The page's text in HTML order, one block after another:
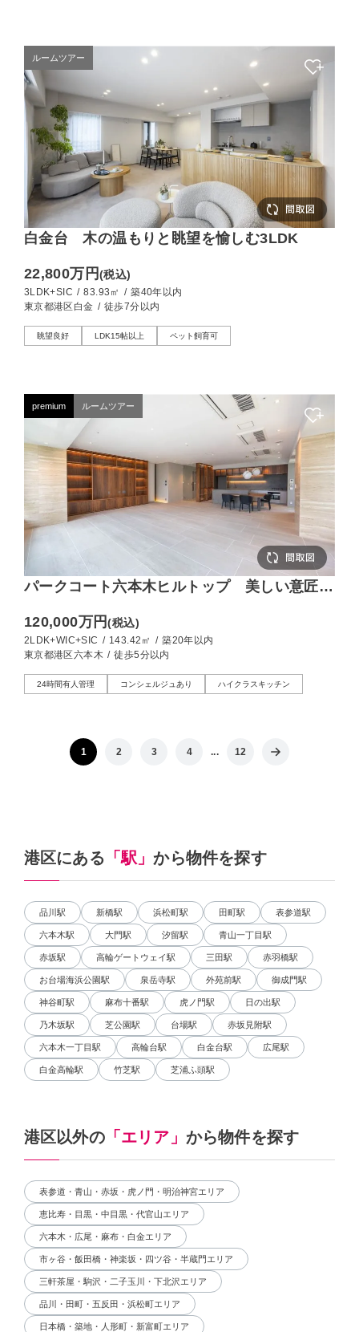
ルームツアー
白金台 木の温もりと眺望を愉しむ3LDK
22,800万円(税込)
3LDK+SIC / 83.93㎡ / 築40年以内
東京都港区白金 / 徒歩7分以内
眺望良好 LDK15帖以上 ペット飼育可
premium ルームツアー
パークコート六本木ヒルトップ 美しい意匠が
120,000万円(税込)
2LDK+WIC+SIC / 143.42㎡ / 築20年以内
東京都港区六本木 / 徒歩5分以内
24時間有人管理 コンシェルジュあり ハイクラスキッチン
1 2 3 4 ... 12
港区にある 「駅」から物件を探す
品川駅 新橋駅 浜松町駅 田町駅 表参道駅
六本木駅 大門駅 汐留駅 青山一丁目駅
赤坂駅 高輪ゲートウェイ駅 三田駅 赤羽橋駅
お台場海浜公園駅 泉岳寺駅 外苑前駅 御成門駅
神谷町駅 麻布十番駅 虎ノ門駅 日の出駅
乃木坂駅 芝公園駅 台場駅 赤坂見附駅
六本木一丁目駅 高輪台駅 白金台駅 広尾駅
白金高輪駅 竹芝駅 芝浦ふ頭駅
港区以外の「エリア」 から物件を探す
表参道・青山・赤坂・虎ノ門・明治神宮エリア
恵比寿・目黒・中目黒・代官山エリア
六本木・広尾・麻布・白金エリア
市ヶ谷・飯田橋・神楽坂・四ツ谷・半蔵門エリア
三軒茶屋・駒沢・二子玉川・下北沢エリア
品川・田町・五反田・浜松町エリア
日本橋・築地・人形町・新富町エリア